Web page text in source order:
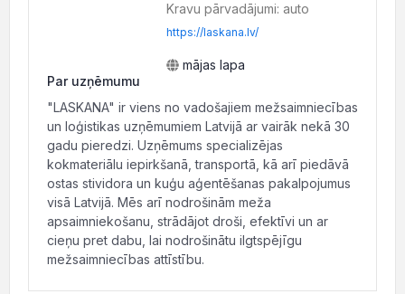
Kravu pārvadājumi: auto
https://laskana.lv/
mājas lapa
Par uzņēmumu
"LASKANA" ir viens no vadošajiem mežsaimniecības
un loģistikas uzņēmumiem Latvijā ar vairāk nekā 30
gadu pieredzi. Uzņēmums specializējas
kokmateriālu iepirkšanā, transportā, kā arī piedāvā
ostas stividora un kuģu aģentēšanas pakalpojumus
visā Latvijā. Mēs arī nodrošinām meža
apsaimniekošanu, strādājot droši, efektīvi un ar
cieņu pret dabu, lai nodrošinātu ilgtspējīgu
mežsaimniecības attīstību.